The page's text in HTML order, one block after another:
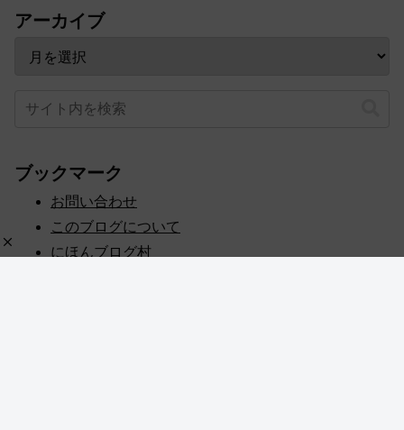
アーカイブ
ブックマーク
お問い合わせ
このブログについて
にほんブログ村